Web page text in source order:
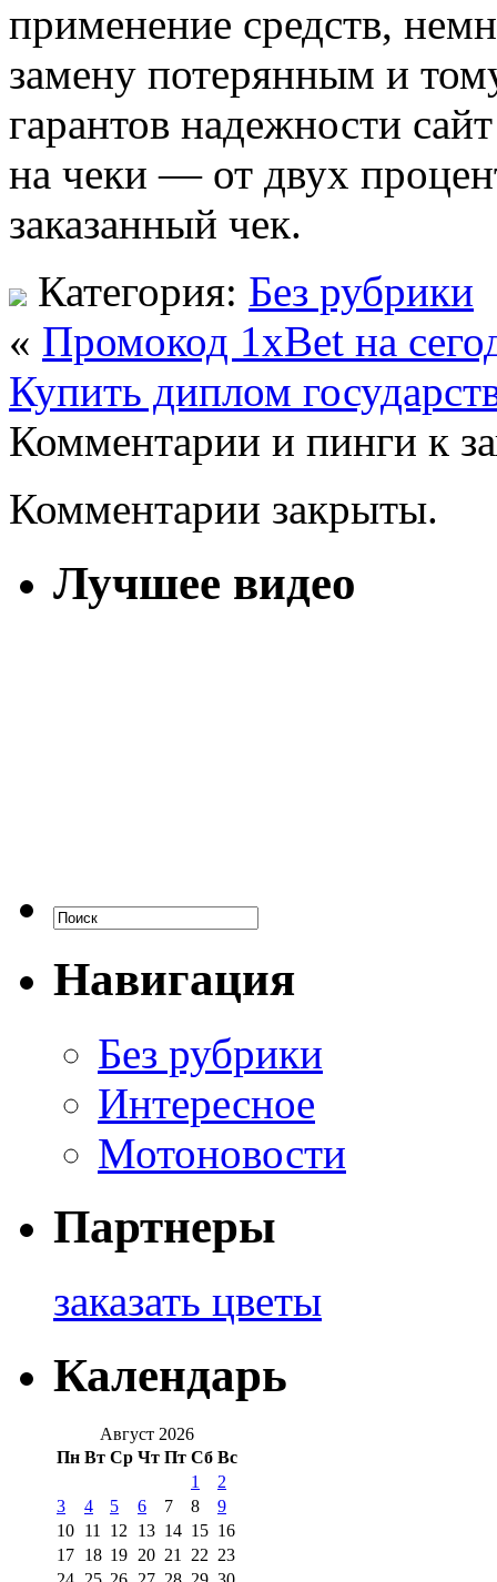
применение средств,
замену потерянным и
гарантов надежности
на чеки — от двух
заказанный чек.
Категория: Без рубрики
« Промокод 1xBet на
Купить диплом
Комментарии и пинги к
Комментарии закрыты.
Лучшее видео
Навигация
Без рубрики
Интересное
Мотоновости
Партнеры
заказать цветы
Календарь
Август 2026
Пн Вт Ср Чт Пт Сб Вс
1
2
3
4 5 6 7 8
9
10 11 12 13 14 15 16
17 18 19 20 21 22 23